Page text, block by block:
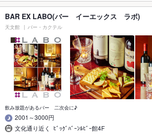
BAR EX LABO(バー イーエックス ラボ)
天文館 バー・カクテル
飲み放題があるバー 二次会に♪
2001～3000円
文化通り近く ﾋﾞｯｸﾞﾊﾞｰﾝﾙﾋﾞｰ館4F